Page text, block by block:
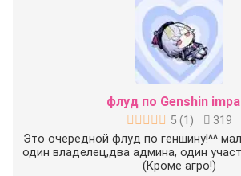
флуд по Genshin
5 (1 )
319
Это очередной флуд по геншину!^^
один владелец,два админа, один
(Кроме агро!)